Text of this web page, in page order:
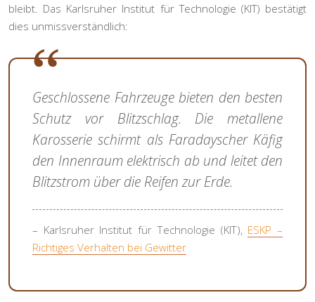
bleibt. Das Karlsruher Institut für Technologie (KIT) bestätigt
dies unmissverständlich:
Geschlossene Fahrzeuge bieten den besten
Schutz vor Blitzschlag. Die metallene
Karosserie schirmt als Faradayscher Käfig
den Innenraum elektrisch ab und leitet den
Blitzstrom über die Reifen zur Erde.
– Karlsruher Institut für Technologie (KIT), ESKP –
Richtiges Verhalten bei Gewitter